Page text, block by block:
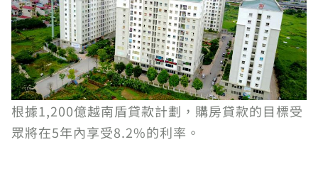
根據1,200億越南盾貸款計劃，購房貸款的目標受
眾將在5年內享受8.2%的利率。